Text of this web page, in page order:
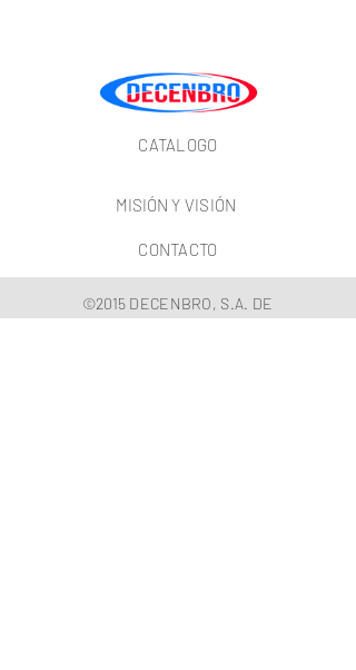
CATALOGO
MISIÓNY VISIÓN
CONTACTO
©2015 DECENBRO, S.A. DE